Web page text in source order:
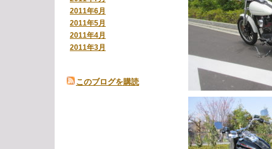
2011年6月
2011年5月
2011年4月
2011年3月
このブログを購読